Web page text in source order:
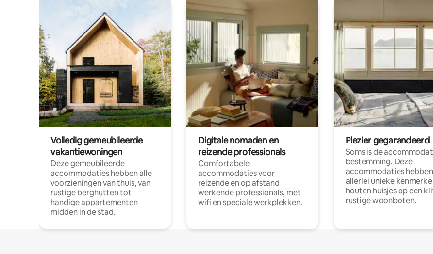
Volledig gemeubileerde
vakantiewoningen
Deze gemeubileerde
accommodaties hebben alle
voorzieningen van thuis, van
rustige berghutten tot
handige appartementen
midden in de stad.
Digitale nomaden en
reizende professionals
Comfortabele
accommodaties voor
reizende en op afstand
werkende professionals, met
wifi en speciale werkplekken.
Plezier gegarandeerd
Soms is de
bestemming. Deze
accommodaties hebben
allerlei unieke
houten huisjes op een
rustige woonboten.